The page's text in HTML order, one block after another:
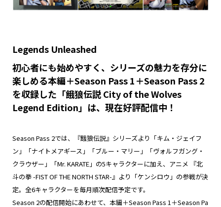
Legends Unleashed
初心者にも始めやすく、シリーズの魅力を存分に
楽しめる本編＋Season Pass 1＋Season Pass 2
を収録した「餓狼伝説 City of the Wolves
Legend Edition」は、現在好評配信中！
Season Pass 2では、『餓狼伝説』シリーズより「キム・ジェイフ
ン」「ナイトメアギース」「ブルー・マリー」「ヴォルフガング・
クラウザー」「Mr. KARATE」の5キャラクターに加え、アニメ 『北
斗の拳 -FIST OF THE NORTH STAR-』より「ケンシロウ」の参戦が決
定。全6キャラクターを毎月順次配信予定です。
Season 2の配信開始にあわせて、本編＋Season Pass 1＋Season Pa